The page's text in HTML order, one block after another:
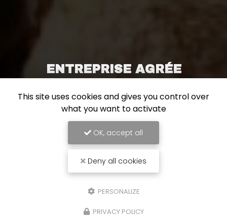
ENTREPRISE AGRÉE
This site uses cookies and gives you control over
what you want to activate
OK, accept all
Deny all cookies
PERSONALIZE
PRIVACY POLICY